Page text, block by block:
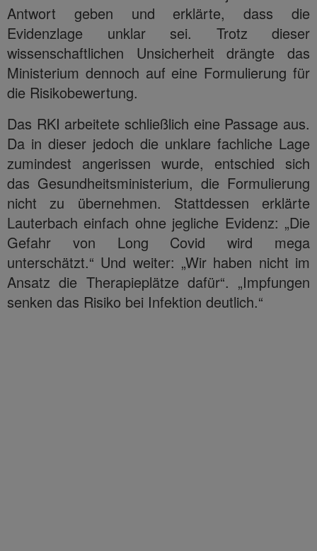
Antwort geben und erklärte, dass die
Evidenzlage unklar sei. Trotz dieser
wissenschaftlichen Unsicherheit drängte das
Ministerium dennoch auf eine Formulierung für
die Risikobewertung.
Das RKI arbeitete schließlich eine Passage aus.
Da in dieser jedoch die unklare fachliche Lage
zumindest angerissen wurde, entschied sich
das Gesundheitsministerium, die Formulierung
nicht zu übernehmen. Stattdessen erklärte
Lauterbach einfach ohne jegliche Evidenz: „Die
Gefahr von Long Covid wird mega
unterschätzt.“ Und weiter: „Wir haben nicht im
Ansatz die Therapieplätze dafür“. „Impfungen
senken das Risiko bei Infektion deutlich.“